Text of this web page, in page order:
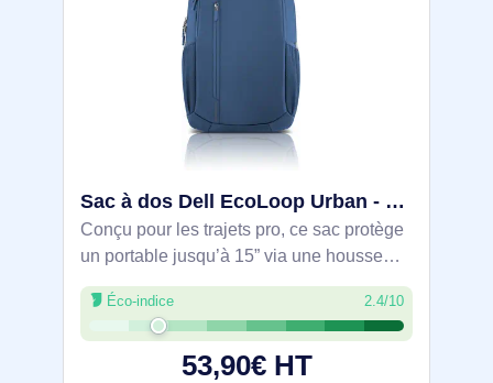
Sac à dos Dell EcoLoop Urban - DELL-CP4523B
Conçu pour les trajets pro, ce sac protège
un portable jusqu’à 15” via une housse
rembourrée et offre 20 L avec
compartiment principal, poche avant
zippée et poches latérales. Panneau
dorsal aéré et
Éco-indice 2.4/10
53,90€ HT